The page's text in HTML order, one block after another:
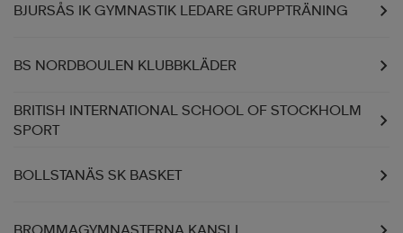
BJURSÅS IK GYMNASTIK LEDARE GRUPPTRÄNING
BS NORDBOULEN KLUBBKLÄDER
BRITISH INTERNATIONAL SCHOOL OF STOCKHOLM
SPORT
BOLLSTANÄS SK BASKET